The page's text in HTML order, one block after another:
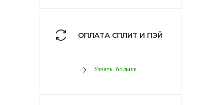
ОПЛАТА СПЛИТ И ПЭЙ
Узнать больше